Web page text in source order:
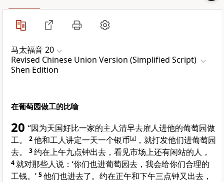
马太福音 20
Revised Chinese Union Version (Simplified Script)
Shen Edition
在葡萄园做工的比喻
20 “因为天国好比一家的主人清早去雇人进他的葡萄园做
工。
2他和工人讲定一天一个银币[a] ，就打发他们进葡萄园
去。
3约在上午九点钟出去，看见市场上还有闲站的人，
4就对那些人说：‘你们也进葡萄园去，我会给你们合理的
工钱。’ 5他们也进去了。约在正午和下午三点钟又出去，